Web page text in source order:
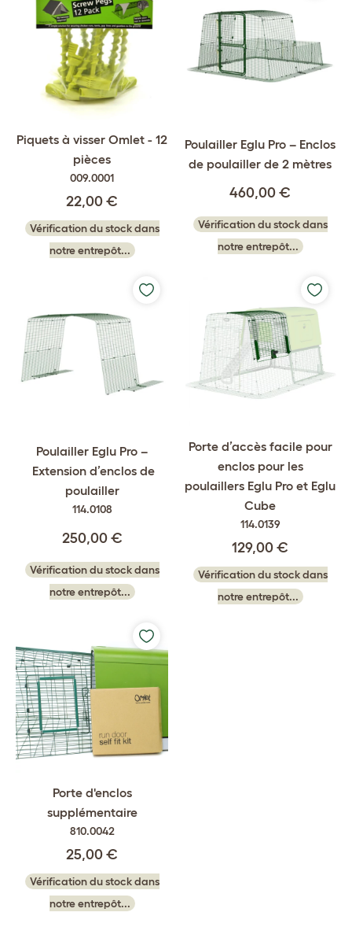
Piquets à visser Omlet - 12
pièces
009.0001
22,00 €
Vérification du stock dans
notre entrepôt...
Poulailler Eglu Pro – Enclos
de poulailler de 2 mètres
460,00 €
Vérification du stock dans
notre entrepôt...
Poulailler Eglu Pro –
Extension d’enclos de
poulailler
114.0108
250,00 €
Vérification du stock dans
notre entrepôt...
Porte d’accès facile pour
enclos pour les
poulaillers Eglu Pro et Eglu
Cube
114.0139
129,00 €
Vérification du stock dans
notre entrepôt...
Porte d'enclos
supplémentaire
810.0042
25,00 €
Vérification du stock dans
notre entrepôt...